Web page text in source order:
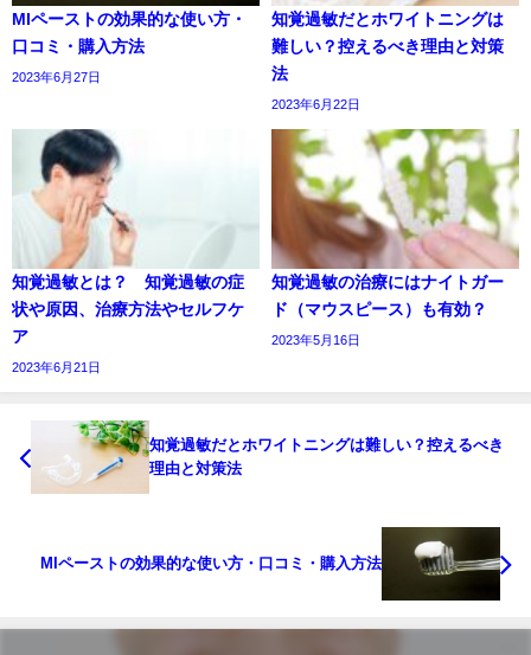
MIペーストの効果的な使い方・
口コミ・購入方法
2023年6月27日
知覚過敏だとホワイトニングは
難しい？控えるべき理由と対策
法
2023年6月22日
知覚過敏とは？ 知覚過敏の症
状や原因、治療方法やセルフケ
ア
2023年6月21日
知覚過敏の治療にはナイトガー
ド（マウスピース）も有効？
2023年5月16日
知覚過敏だとホワイトニングは難しい？控えるべき
理由と対策法
MIペーストの効果的な使い方・口コミ・購入方法